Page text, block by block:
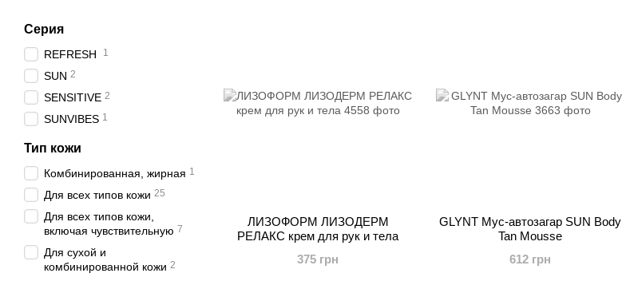
ЛИЗОФОРМ ЛИЗОДЕРМ
РЕЛАКС крем для рук и тела
375 грн
GLYNT Мус-автозагар SUN Body
Tan Mousse
612 грн
Маска для лица
Крем для глаз
Бальзам для губ
Крем для ног
Серия
REFRESH 1
SUN 2
SENSITIVE 2
SUNVIBES 1
Тип кожи
Комбинированная, жирная 1
Для всех типов кожи 25
Для всех типов кожи,
включая чувствительную 7
Для сухой и
комбинированной кожи 2